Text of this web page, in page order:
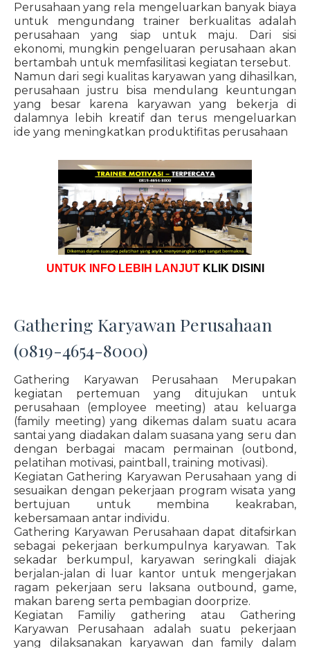
Perusahaan yang rela mengeluarkan banyak biaya
untuk mengundang trainer berkualitas adalah
perusahaan yang siap untuk maju. Dari sisi
ekonomi, mungkin pengeluaran perusahaan akan
bertambah untuk memfasilitasi kegiatan tersebut.
Namun dari segi kualitas karyawan yang dihasilkan,
perusahaan justru bisa mendulang keuntungan
yang besar karena karyawan yang bekerja di
dalamnya lebih kreatif dan terus mengeluarkan
ide yang meningkatkan produktifitas perusahaan
UNTUK INFO LEBIH LANJUT KLIK DISINI
Gathering Karyawan Perusahaan
(0819-4654-8000)
Gathering Karyawan Perusahaan Merupakan
kegiatan pertemuan yang ditujukan untuk
perusahaan (employee meeting) atau keluarga
(family meeting) yang dikemas dalam suatu acara
santai yang diadakan dalam suasana yang seru dan
dengan berbagai macam permainan (outbond,
pelatihan motivasi, paintball, training motivasi).
Kegiatan Gathering Karyawan Perusahaan yang di
sesuaikan dengan pekerjaan program wisata yang
bertujuan untuk membina keakraban,
kebersamaan antar individu.
Gathering Karyawan Perusahaan dapat ditafsirkan
sebagai pekerjaan berkumpulnya karyawan. Tak
sekadar berkumpul, karyawan seringkali diajak
berjalan-jalan di luar kantor untuk mengerjakan
ragam pekerjaan seru laksana outbound, game,
makan bareng serta pembagian doorprize.
Kegiatan Familiy gathering atau Gathering
Karyawan Perusahaan adalah suatu pekerjaan
yang dilaksanakan karyawan dan family dalam